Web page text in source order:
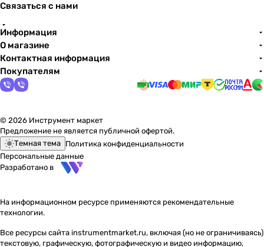
Связаться с нами
Информация
О магазине
Контактная информация
Покупателям
© 2026 Инструмент маркет
Предложение не является публичной офертой.
Темная тема Политика конфиденциальности
Персональные данные
Разработано в
На информационном ресурсе применяются рекомендательные
технологии.
Все ресурсы сайта instrumentmarket.ru, включая (но не ограничиваясь)
текстовую, графическую, фотографическую и видео информацию,